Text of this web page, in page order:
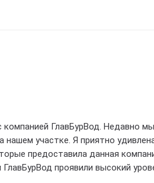
ГлавБурВод. Недавно мы
нашем участке. Я приятно
предоставила данная
проявили высокий